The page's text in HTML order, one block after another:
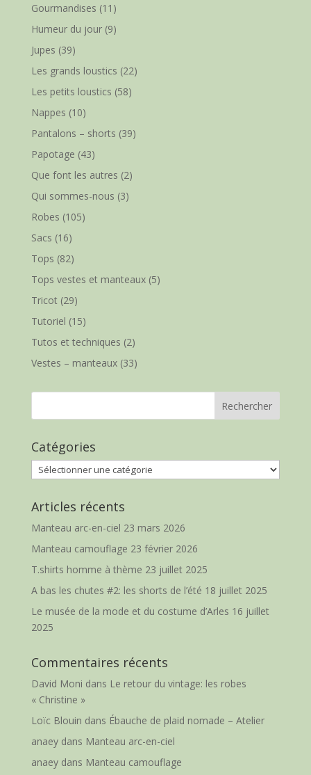
Gourmandises (11)
Humeur du jour(9)
Jupes (39)
Les grands loustics (22)
Les petits loustics (58)
Nappes (10)
Pantalons – shorts (39)
Papotage (43)
Que font les autres (2)
Qui sommes-nous (3)
Robes (105)
Sacs (16)
Tops (82)
Tops vestes et manteaux(5)
Tricot (29)
Tutoriel (15)
Tutos et techniques (2)
Vestes – manteaux(33)
Catégories
Catégories
Articles récents
Manteau arc-en-ciel 23 mars 2026
Manteau camouflage 23 février 2026
T.shirts homme à thème 23 juillet 2025
A bas les chutes #2: les shorts de l’été 18 juillet 2025
Le musée de la mode et du costume d’Arles 16 juillet
2025
Commentaires récents
David Moni dans Le retour du vintage: les robes
« Christine »
Loïc Blouin dans Ébauche de plaid nomade – Atelier
anaeydans Manteau arc-en-ciel
anaeydans Manteau camouflage